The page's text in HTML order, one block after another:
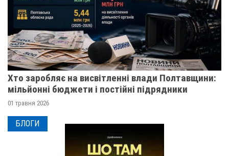
Хто заробляє на висвітленні влади Полтавщини:
мільйонні бюджети і постійні підрядники
01 травня 2026
БЛОГИ